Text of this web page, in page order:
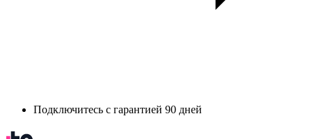
Подключитесь с гарантией 90 дней